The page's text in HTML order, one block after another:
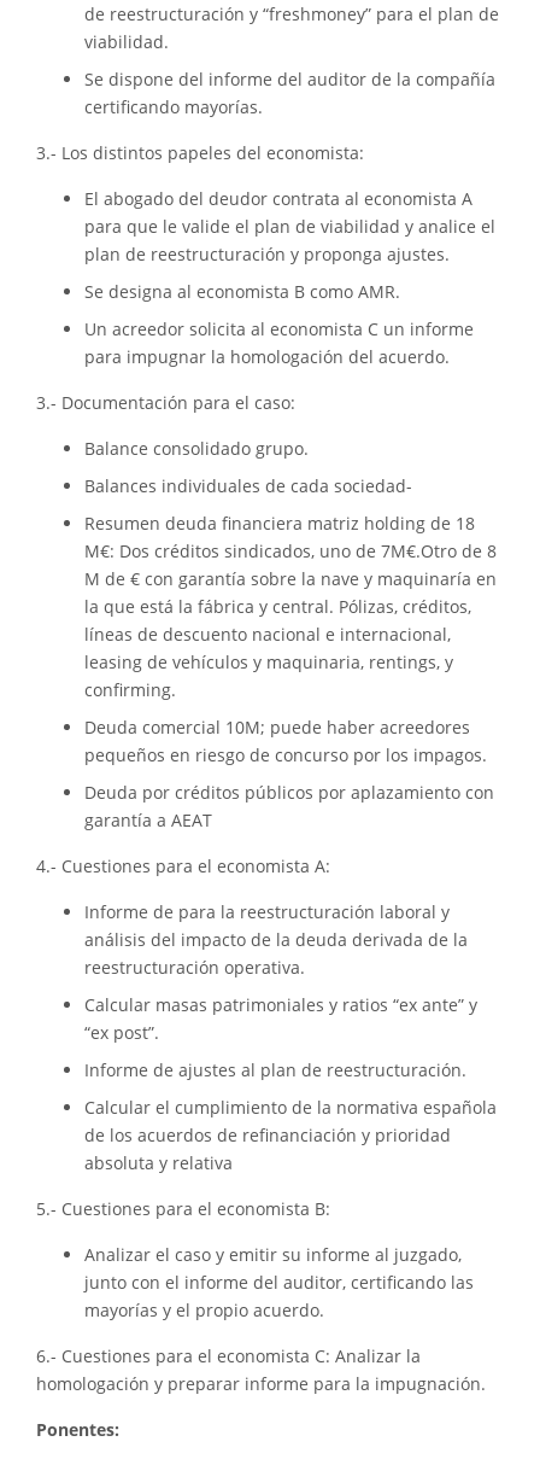
de reestructuración y “freshmoney” para el plan de
viabilidad.
Se dispone del informe del auditor de la compañía
certificando mayorías.
3.- Los distintos papeles del economista:
El abogado del deudor contrata al economista A
para que le valide el plan de viabilidad y analice el
plan de reestructuración y proponga ajustes.
Se designa al economista B como AMR.
Un acreedor solicita al economista C un informe
para impugnar la homologación del acuerdo.
3.- Documentación para el caso:
Balance consolidado grupo.
Balances individuales de cada sociedad-
Resumen deuda financiera matriz holding de 18
M€: Dos créditos sindicados, uno de 7M€.Otro de 8
M de € con garantía sobre la nave y maquinaría en
la que está la fábrica y central. Pólizas, créditos,
líneas de descuento nacional e internacional,
leasing de vehículos y maquinaria, rentings, y
confirming.
Deuda comercial 10M; puede haber acreedores
pequeños en riesgo de concurso por los impagos.
Deuda por créditos públicos por aplazamiento con
garantía a AEAT
4.- Cuestiones para el economista A:
Informe de para la reestructuración laboral y
análisis del impacto de la deuda derivada de la
reestructuración operativa.
Calcular masas patrimoniales y ratios “ex ante” y
“ex post”.
Informe de ajustes al plan de reestructuración.
Calcular el cumplimiento de la normativa española
de los acuerdos de refinanciación y prioridad
absoluta y relativa
5.- Cuestiones para el economista B:
Analizar el caso y emitir su informe al juzgado,
junto con el informe del auditor, certificando las
mayorías y el propio acuerdo.
6.- Cuestiones para el economista C: Analizar la
homologación y preparar informe para la impugnación.
Ponentes: